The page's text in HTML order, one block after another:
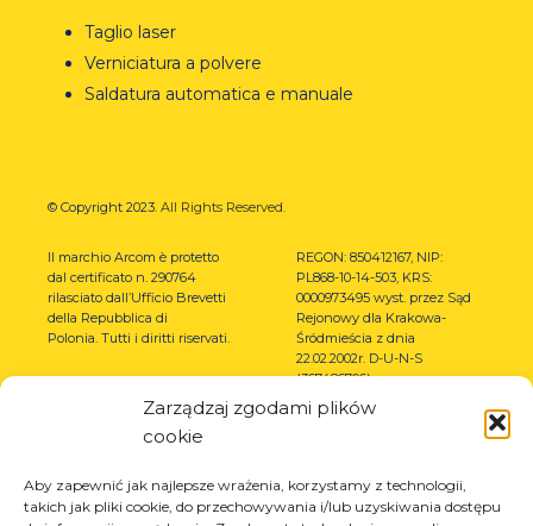
Zarządzaj zgodami plików
cookie
Aby zapewnić jak najlepsze wrażenia, korzystamy z technologii,
takich jak pliki cookie, do przechowywania i/lub uzyskiwania dostępu
Taglio laser
Verniciatura a polvere
Saldatura automatica e manuale
© Copyright 2023. All Rights Reserved.
Il marchio Arcom è protetto
dal certificato n. 290764
rilasciato dall’Ufficio Brevetti
della Repubblica di
Polonia. Tutti i diritti riservati.
REGON: 850412167, NIP:
PL868-10-14-503, KRS:
0000973495 wyst. przez Sąd
Rejonowy dla Krakowa-
Śródmieścia z dnia
22.02.2002r. D-U-N-S
(367486706)